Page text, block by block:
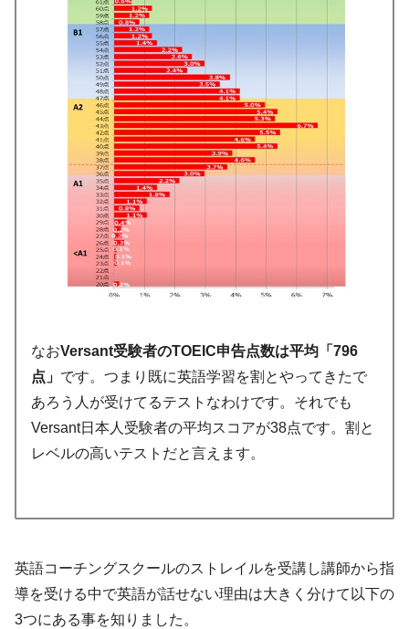
なおVersant受験者のTOEIC申告点数は平均「796
点」 です。つまり既に英語学習を割とやってきたで
あろう人が受けてるテストなわけです。それでも
Versant日本人受験者の平均スコアが38点です。割と
レベルの高いテストだと言えます。
英語コーチングスクールのストレイルを受講し講師から指
導を受ける中で英語が話せない理由は大きく分けて以下の
3つにある事を知りました。